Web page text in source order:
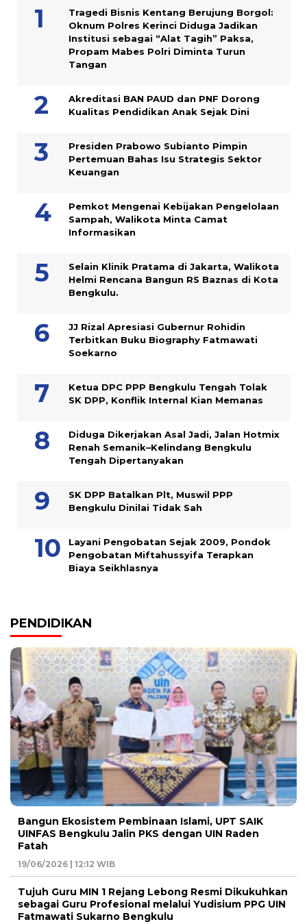
Tragedi Bisnis Kentang Berujung Borgol:
Oknum Polres Kerinci Diduga Jadikan
Institusi sebagai “Alat Tagih” Paksa,
Propam Mabes Polri Diminta Turun
Tangan
Akreditasi BAN PAUD dan PNF Dorong
Kualitas Pendidikan Anak Sejak Dini
Presiden Prabowo Subianto Pimpin
Pertemuan Bahas Isu Strategis Sektor
Keuangan
Pemkot Mengenai Kebijakan Pengelolaan
Sampah, Walikota Minta Camat
Informasikan
Selain Klinik Pratama di Jakarta, Walikota
Helmi Rencana Bangun RS Baznas di Kota
Bengkulu.
JJ Rizal Apresiasi Gubernur Rohidin
Terbitkan Buku Biography Fatmawati
Soekarno
Ketua DPC PPP Bengkulu Tengah Tolak
SK DPP, Konflik Internal Kian Memanas
Diduga Dikerjakan Asal Jadi, Jalan Hotmix
Renah Semanik–Kelindang Bengkulu
Tengah Dipertanyakan
SK DPP Batalkan Plt, Muswil PPP
Bengkulu Dinilai Tidak Sah
Layani Pengobatan Sejak 2009, Pondok
Pengobatan Miftahussyifa Terapkan
Biaya Seikhlasnya
PENDIDIKAN
Bangun Ekosistem Pembinaan Islami, UPT SAIK
UINFAS Bengkulu Jalin PKS dengan UIN Raden
Fatah
19/06/2026 | 12:12 WIB
Tujuh Guru MIN 1 Rejang Lebong Resmi Dikukuhkan
sebagai Guru Profesional melalui Yudisium PPG UIN
Fatmawati Sukarno Bengkulu